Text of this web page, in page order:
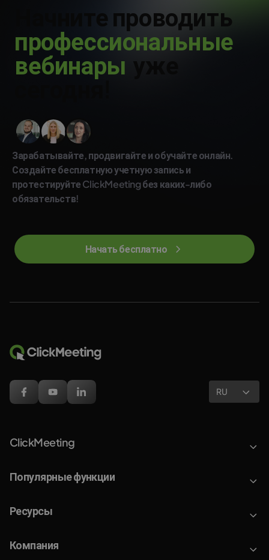
Начните проводить
профессиональные
вебинары уже
сегодня!
Зарабатывайте, продвигайте и обучайте онлайн.
Создайте бесплатную учетную запись и
протестируйте ClickMeeting без каких-либо
обязательств!
Начать бесплатно
RU
ClickMeeting
Популярные функции
Ресурсы
Компания